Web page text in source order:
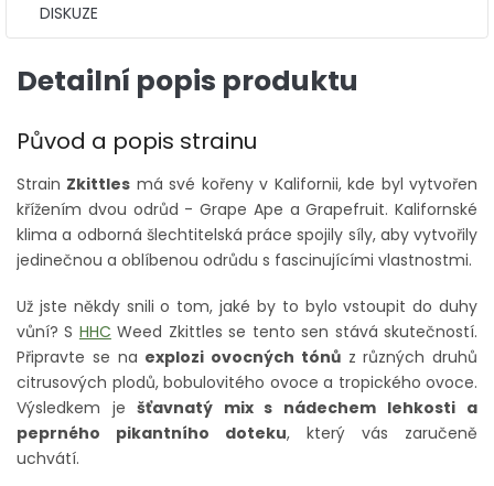
DISKUZE
Detailní popis produktu
Původ a popis strainu
Strain Zkittles má své kořeny v Kalifornii, kde byl vytvořen
křížením dvou odrůd - Grape Ape a Grapefruit. Kalifornské
klima a odborná šlechtitelská práce spojily síly, aby vytvořily
jedinečnou a oblíbenou odrůdu s fascinujícími vlastnostmi.
Už jste někdy snili o tom, jaké by to bylo vstoupit do duhy
vůní? S HHC Weed Zkittles se tento sen stává skutečností.
Připravte se na explozi ovocných tónůz různých druhů
citrusových plodů, bobulovitého ovoce a tropického ovoce.
Výsledkem je šťavnatý mix s nádechem lehkosti a
peprného pikantního doteku, který vás zaručeně
uchvátí.